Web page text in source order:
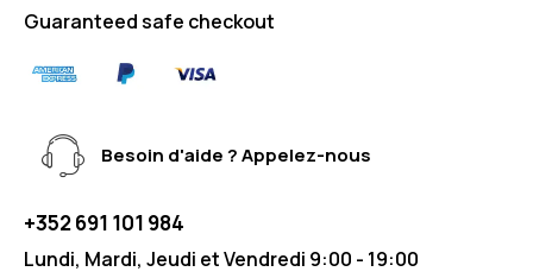
Guaranteed safe checkout
Besoin d'aide ? Appelez-nous
+352 691 101 984
Lundi, Mardi, Jeudi et Vendredi 9:00 - 19:00